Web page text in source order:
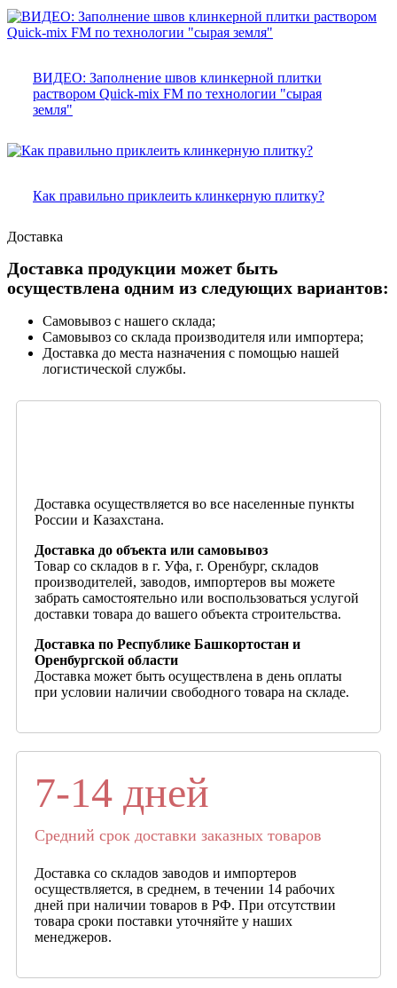
ВИДЕО: Заполнение швов клинкерной плитки
раствором Quick-mix FM по технологии "сырая
земля"
Как правильно приклеить клинкерную плитку?
Доставка
Доставка продукции может быть
осуществлена одним из следующих вариантов:
Самовывоз с нашего склада;
Самовывоз со склада производителя или импортера;
Доставка до места назначения с помощью нашей
логистической службы.
Доставка осуществляется во все населенные пункты
России и Казахстана.
Доставка до объекта или самовывоз
Товар со складов в г. Уфа, г. Оренбург, складов
производителей, заводов, импортеров вы можете
забрать самостоятельно или воспользоваться услугой
доставки товара до вашего объекта строительства.
Доставка по Республике Башкортостан и
Оренбургской области
Доставка может быть осуществлена в день оплаты
при условии наличии свободного товара на складе.
7-14 дней
Средний срок доставки заказных товаров
Доставка со складов заводов и импортеров
осуществляется, в среднем, в течении 14 рабочих
дней при наличии товаров в РФ. При отсутствии
товара сроки поставки уточняйте у наших
менеджеров.